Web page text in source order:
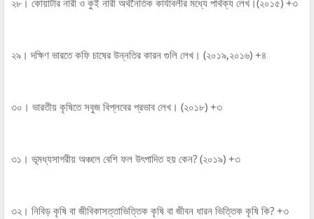
২৯। দক্ষিণ ভারতে কফি চাষের উন্নতির কারন গুলি লেখ। (২০১৯,২০১৬) +৪
৩০। ভারতীয় কৃষিতে সবুজ বিপ্লবের প্রভাব লেখ। (২০১৮) +৩
৩১। ভূমধ্যসাগরীয় অঞ্চলে বেশি ফল উৎপাদিত হয় কেন? (২০১৯) +৩
৩২। নিবিড় কৃষি বা জীবিকাসত্তাভিত্তিক কৃষি বা জীবন ধারন ভিত্তিক কৃষি কি? +৩